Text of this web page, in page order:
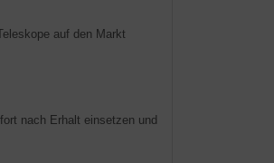
auf den Markt
nach Erhalt einsetzen und